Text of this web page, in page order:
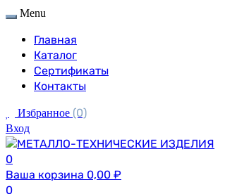
Menu
Главная
Каталог
Сертификаты
Контакты
Избранное (0)
Вход
0
Ваша корзина 0,00 ₽
0